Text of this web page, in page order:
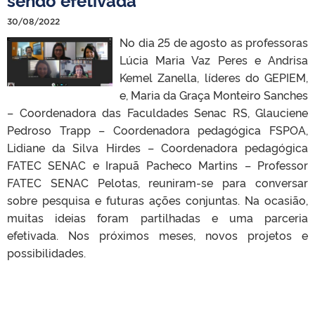
30/08/2022
No dia 25 de agosto as professoras
Lúcia Maria Vaz Peres e Andrisa
Kemel Zanella, líderes do GEPIEM,
e, Maria da Graça Monteiro Sanches
– Coordenadora das Faculdades Senac RS, Glauciene
Pedroso Trapp – Coordenadora pedagógica FSPOA,
Lidiane da Silva Hirdes – Coordenadora pedagógica
FATEC SENAC e Irapuã Pacheco Martins – Professor
FATEC SENAC Pelotas, reuniram-se para conversar
sobre pesquisa e futuras ações conjuntas. Na ocasião,
muitas ideias foram partilhadas e uma parceria
efetivada. Nos próximos meses, novos projetos e
possibilidades.